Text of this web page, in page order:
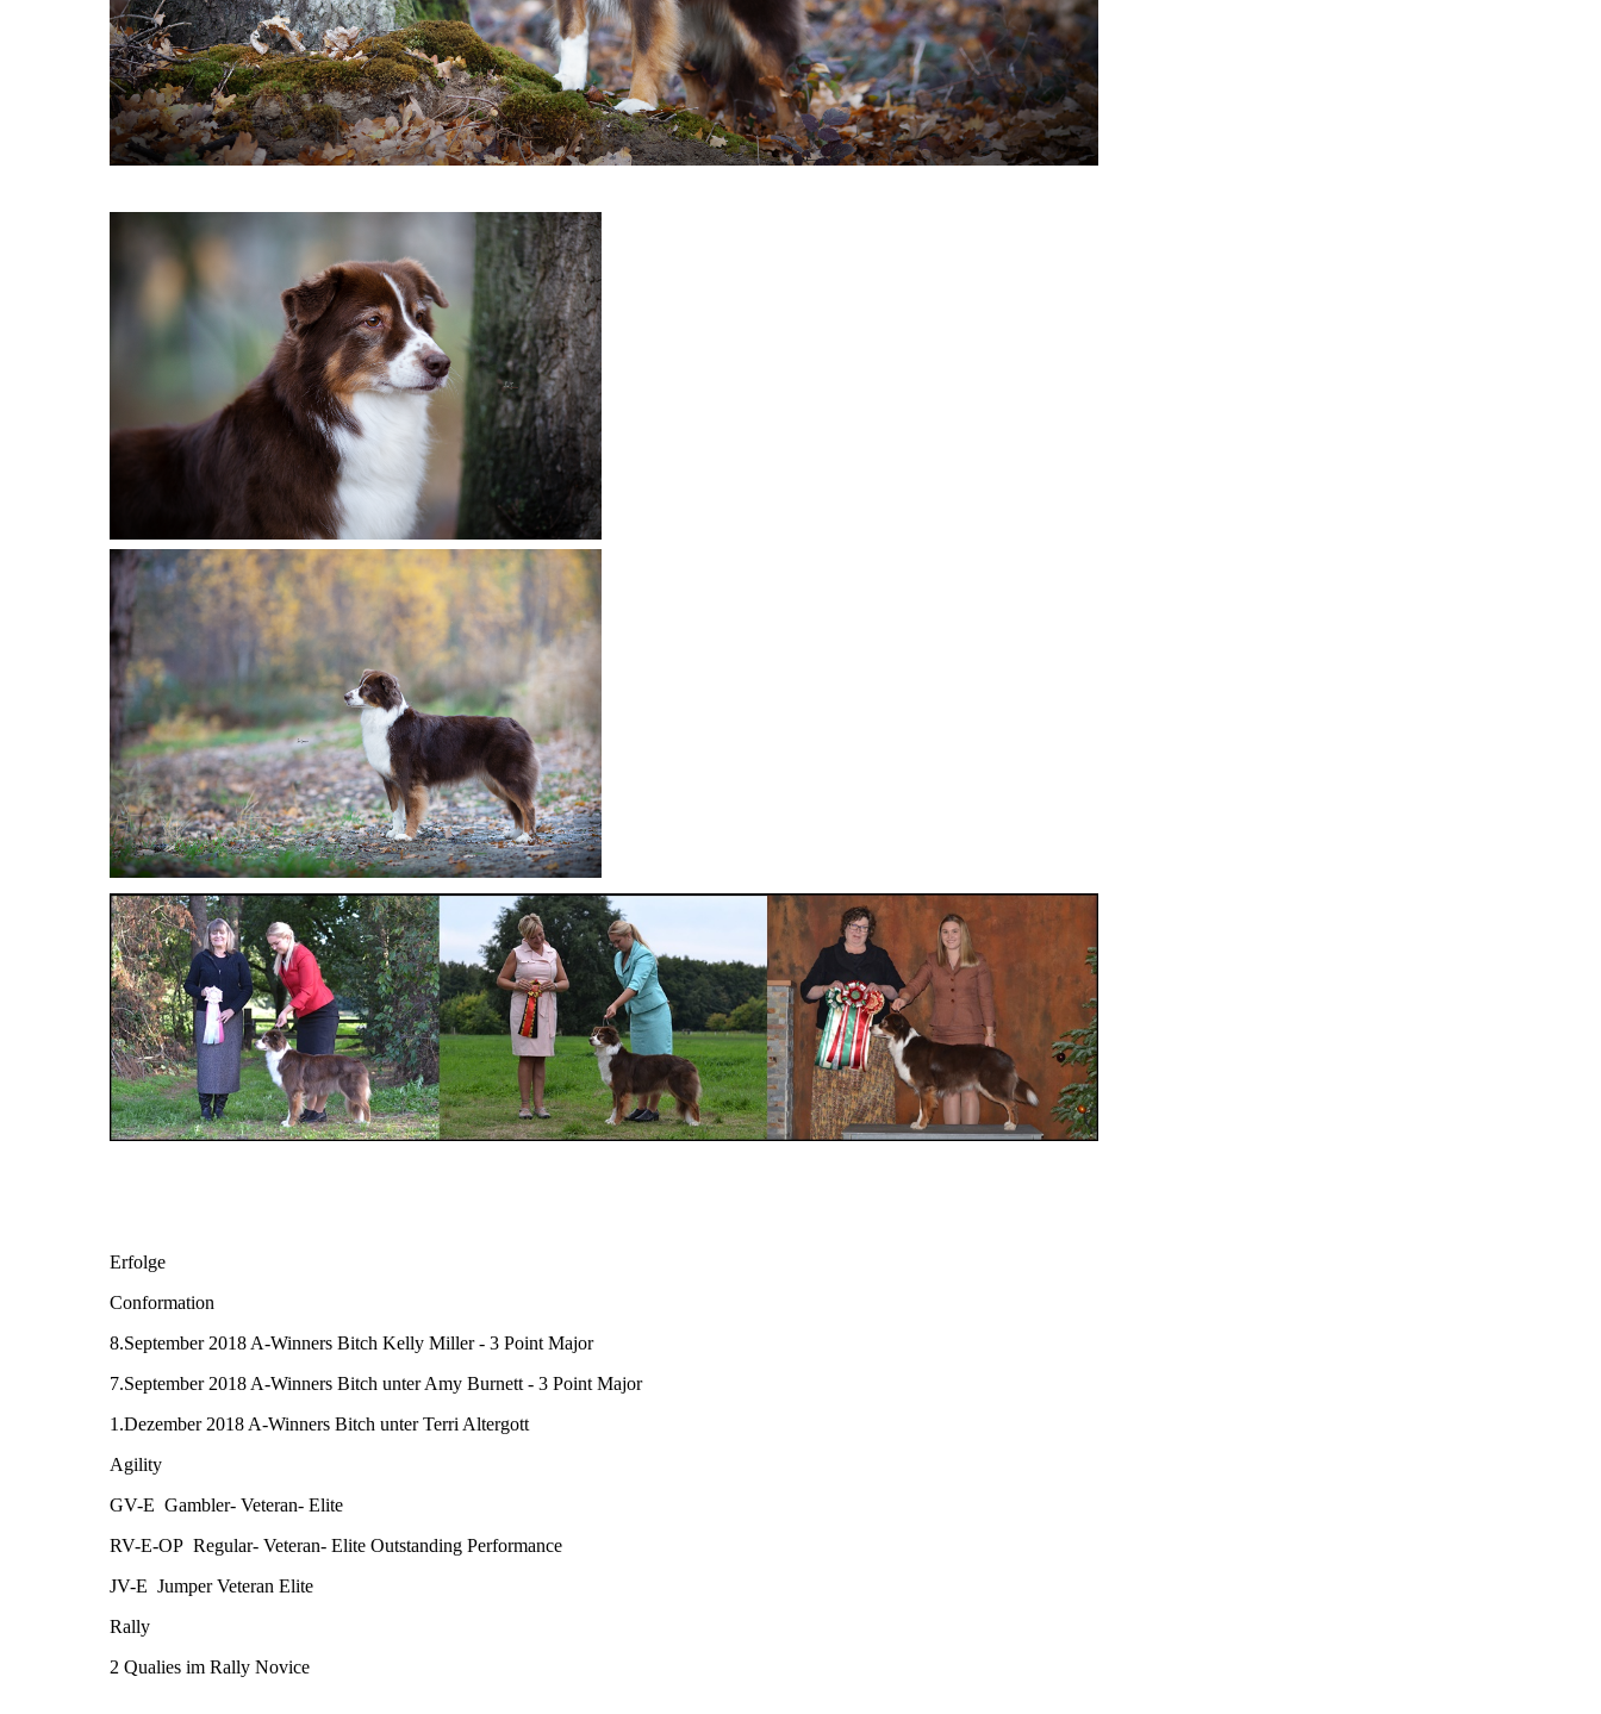
Erfolge
Conformation
8.September 2018 A-Winners Bitch Kelly Miller - 3 Point Major
7.September 2018 A-Winners Bitch unter Amy Burnett - 3 Point Major
1.Dezember 2018 A-Winners Bitch unter Terri Altergott
Agility
GV-E Gambler- Veteran- Elite
RV-E-OP Regular- Veteran- Elite Outstanding Performance
JV-E Jumper Veteran Elite
Rally
2 Qualies im Rally Novice